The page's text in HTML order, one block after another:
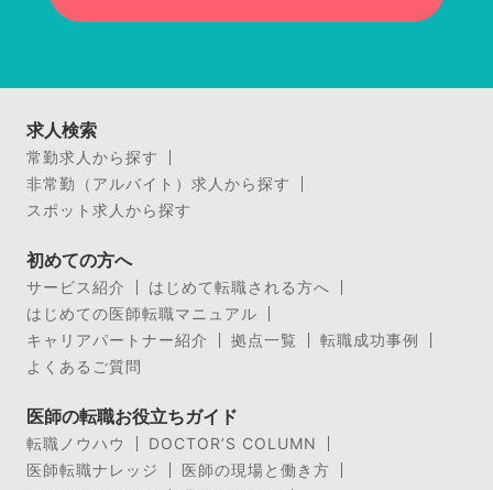
求人検索
常勤求人から探す
非常勤（アルバイト）求人から探す
スポット求人から探す
初めての方へ
サービス紹介
はじめて転職される方へ
はじめての医師転職マニュアル
キャリアパートナー紹介
拠点一覧
転職成功事例
よくあるご質問
医師の転職お役立ちガイド
転職ノウハウ
DOCTOR’S COLUMN
医師転職ナレッジ
医師の現場と働き方